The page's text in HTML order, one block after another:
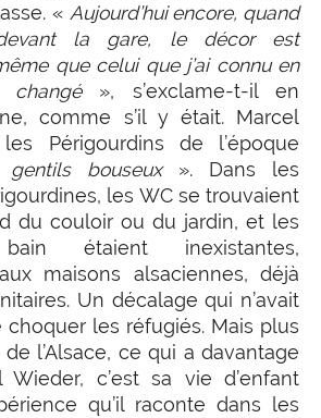
« Aujourd’hui encore, quand
la gare, le décor est
que celui que j’ai connu en
changé», s’exclame-t-il en
comme s’il y était. Marcel
Périgourdins de l’époque
gentils bouseux». Dans les
les WC se trouvaient
du couloir ou du jardin, et les
étaient inexistantes,
maisons alsaciennes, déjà
Un décalage qui n’avait
choquer les réfugiés. Mais plus
l’Alsace, ce qui a davantage
Wieder, c’est sa vie d’enfant
qu’il raconte dans les